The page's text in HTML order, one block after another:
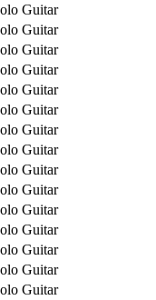
Guitar
Guitar
Guitar
Guitar
Guitar
Guitar
Guitar
Guitar
Guitar
Guitar
Guitar
Guitar
Guitar
Guitar
Guitar